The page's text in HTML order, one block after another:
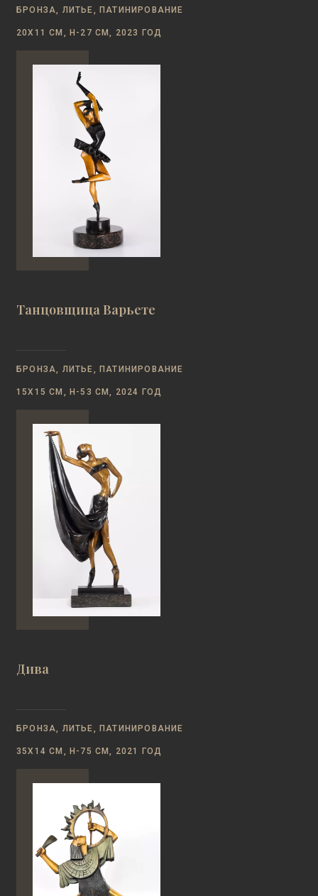
БРОНЗА, ЛИТЬЕ, ПАТИНИРОВАНИЕ
20Х11 СМ, Н-27 СМ, 2023 ГОД
Танцовщица Варьете
БРОНЗА, ЛИТЬЕ, ПАТИНИРОВАНИЕ
15Х15 СМ, Н-53 СМ, 2024 ГОД
Дива
БРОНЗА, ЛИТЬЕ, ПАТИНИРОВАНИЕ
35Х14 СМ, Н-75 СМ, 2021 ГОД